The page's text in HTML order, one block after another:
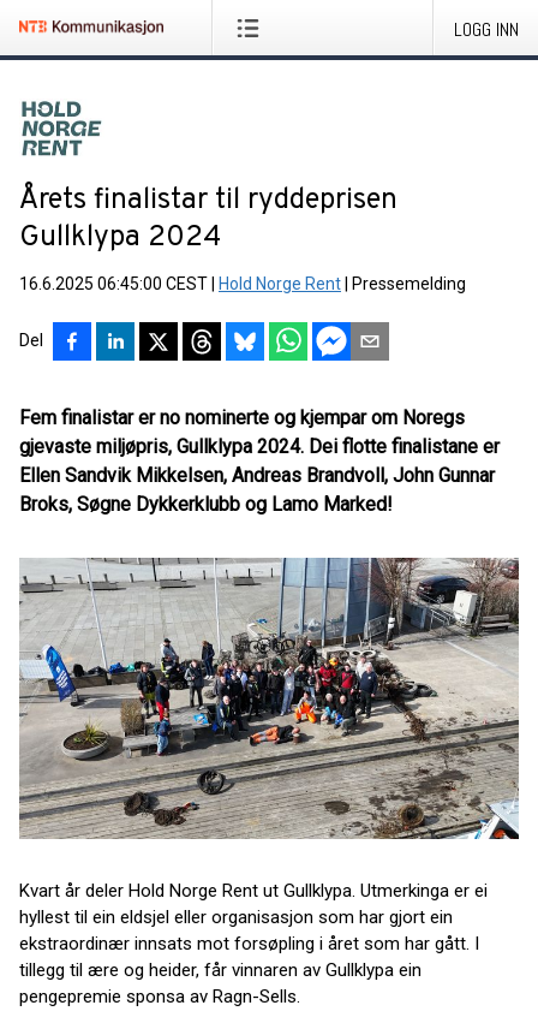
LOGG INN
Årets finalistar til ryddeprisen
Gullklypa 2024
16.6.2025 06:45:00 CEST Hold Norge Rent Pressemelding
Del
Fem finalistar er no nominerte og kjempar om Noregs
gjevaste miljøpris, Gullklypa 2024. Dei flotte finalistane er
Ellen Sandvik Mikkelsen, Andreas Brandvoll, John Gunnar
Broks, Søgne Dykkerklubb og Lamo Marked!
Kvart år deler Hold Norge Rent ut Gullklypa. Utmerkinga er ei
hyllest til ein eldsjel eller organisasjon som har gjort ein
ekstraordinær innsats mot forsøpling i året som har gått. I
tillegg til ære og heider, får vinnaren av Gullklypa ein
pengepremie sponsa av Ragn-Sells.